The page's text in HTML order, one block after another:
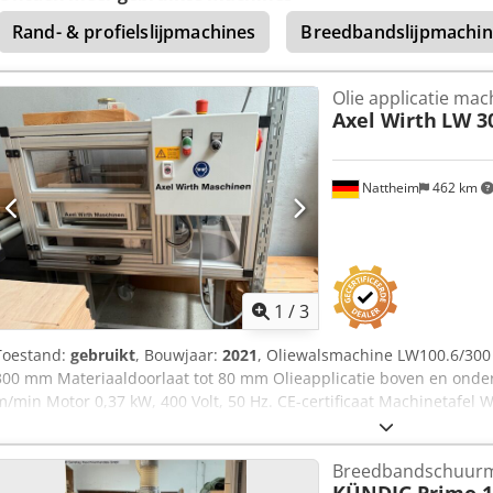
ca. 80 kg - Afzuigaansluiting: 250 mm Accessoires:
bedieningshandleidingen, schema en
rubberen transportrollen zijn door ouderdom verhard en moeten
65618 Selters (Taunus), Duitsland.
Rand- & profielslijpmachines
1 /3
Nattheim 462 km
Olie applicatie
Axel Wirth LW
gebruikt, Bouwjaar: 2021, Oliewalsmachine LW100.6/
mm Materiaaldoorlaat tot 80 mm Olieapplicatie boven en
min Motor 0,37 kW, 400 Volt, 50 Hz. CE-certificaat Machinetafel
Extra beschermkap met verstelbare doorgangsdikte, met
mm Werkhoogte 900 mm Hoogte verstelbaar Opslaglocatie: